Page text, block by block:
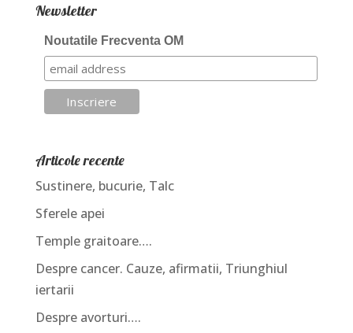
Newsletter
Noutatile Frecventa OM
Articole recente
Sustinere, bucurie, Talc
Sferele apei
Temple graitoare….
Despre cancer. Cauze, afirmatii, Triunghiul
iertarii
Despre avorturi….